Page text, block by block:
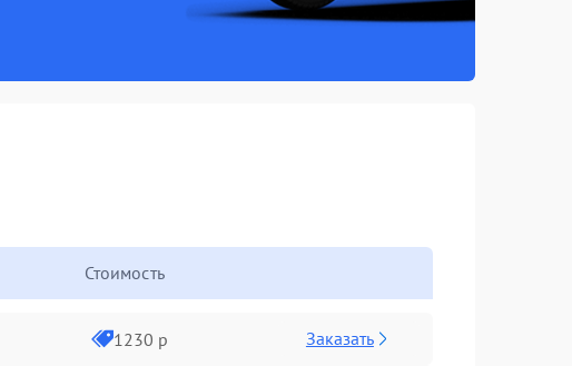
Стоимость
1230 р Заказать